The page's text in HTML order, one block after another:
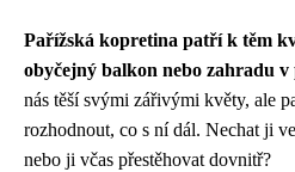
Pařížská kopretina patří k těm
obyčejný balkon nebo zahradu v
nás těší svými zářivými květy, ale
rozhodnout, co s ní dál. Nechat ji
nebo ji včas přestěhovat dovnitř?